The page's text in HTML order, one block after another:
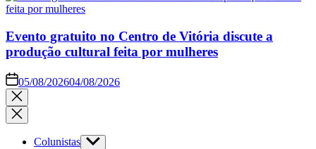
Evento gratuito no Centro de Vitória discute a
produção cultural feita por mulheres
05/08/202604/08/2026
Colunistas